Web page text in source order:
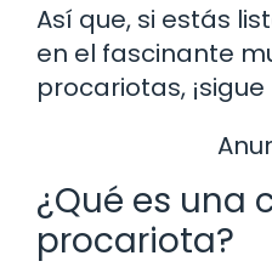
Así que, si estás
en el fascinante
procariotas,
¿Qué es una
procariota?